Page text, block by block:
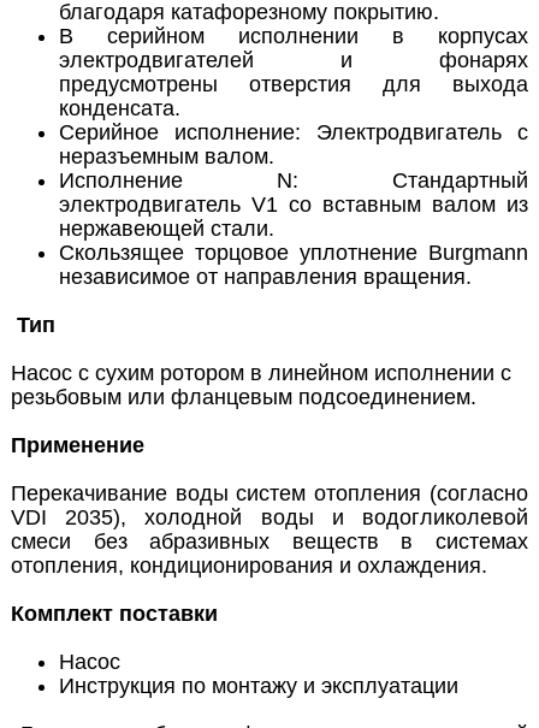
благодаря катафорезному покрытию.
В серийном исполнении в корпусах
электродвигателей и фонарях
предусмотрены отверстия для выхода
конденсата.
Серийное исполнение: Электродвигатель с
неразъемным валом.
Исполнение N: Стандартный
электродвигатель V1 со вставным валом из
нержавеющей стали.
Скользящее торцовое уплотнение Burgmann
независимое от направления вращения.
Тип
Насос с сухим ротором в линейном исполнении с
резьбовым или фланцевым подсоединением.
Применение
Перекачивание воды систем отопления (согласно
VDI 2035), холодной воды и водогликолевой
смеси без абразивных веществ в системах
отопления, кондиционирования и охлаждения.
Комплект поставки
Насос
Инструкция по монтажу и эксплуатации